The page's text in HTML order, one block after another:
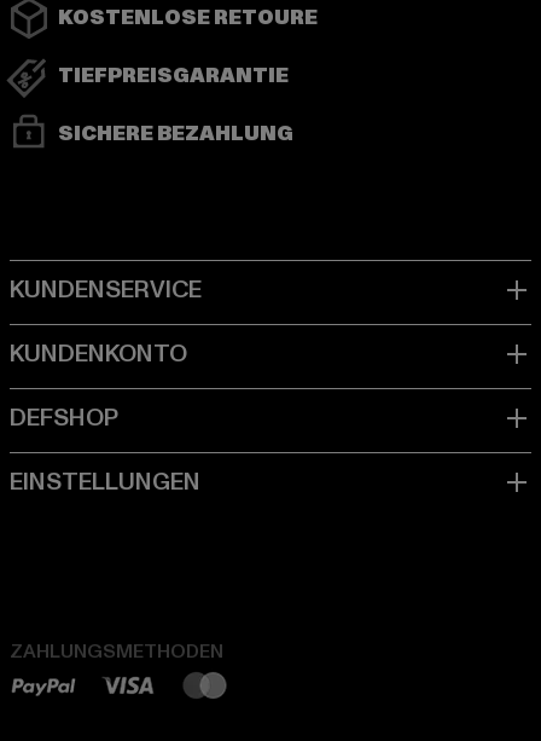
KOSTENLOSE RETOURE
TIEFPREISGARANTIE
SICHERE BEZAHLUNG
ZAHLUNGSMETHODEN